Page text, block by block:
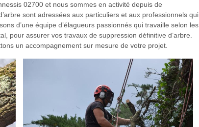
02700 et nous sommes en activité depuis de
sont adressées aux particuliers et aux professionnels qui
d’une équipe d’élagueurs passionnés qui travaille selon les
pour assurer vos travaux de suppression définitive d’arbre.
un accompagnement sur mesure de votre projet.